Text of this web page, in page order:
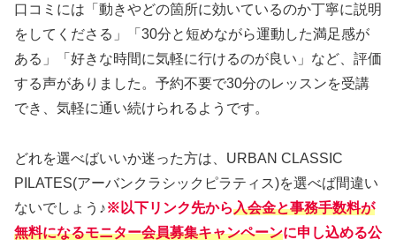
口コミには「動きやどの箇所に効いているのか丁寧に説明
をしてくださる」「30分と短めながら運動した満足感が
ある」「好きな時間に気軽に行けるのが良い」など、評価
する声がありました。予約不要で30分のレッスンを受講
でき、気軽に通い続けられるようです。
どれを選べばいいか迷った方は、URBAN CLASSIC
PILATES(アーバンクラシックピラティス)を選べば間違い
ないでしょう♪※以下リンク先から入会金と事務手数料が
無料になるモニター会員募集キャンペーンに申し込める公